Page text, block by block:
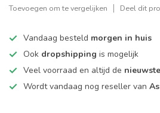
Toevoegen om te vergelijken Deel dit
Vandaag besteld morgen in huis
Ook dropshipping is mogelijk
Veel voorraad en altijd de nieuwste
Wordt vandaag nog reseller van